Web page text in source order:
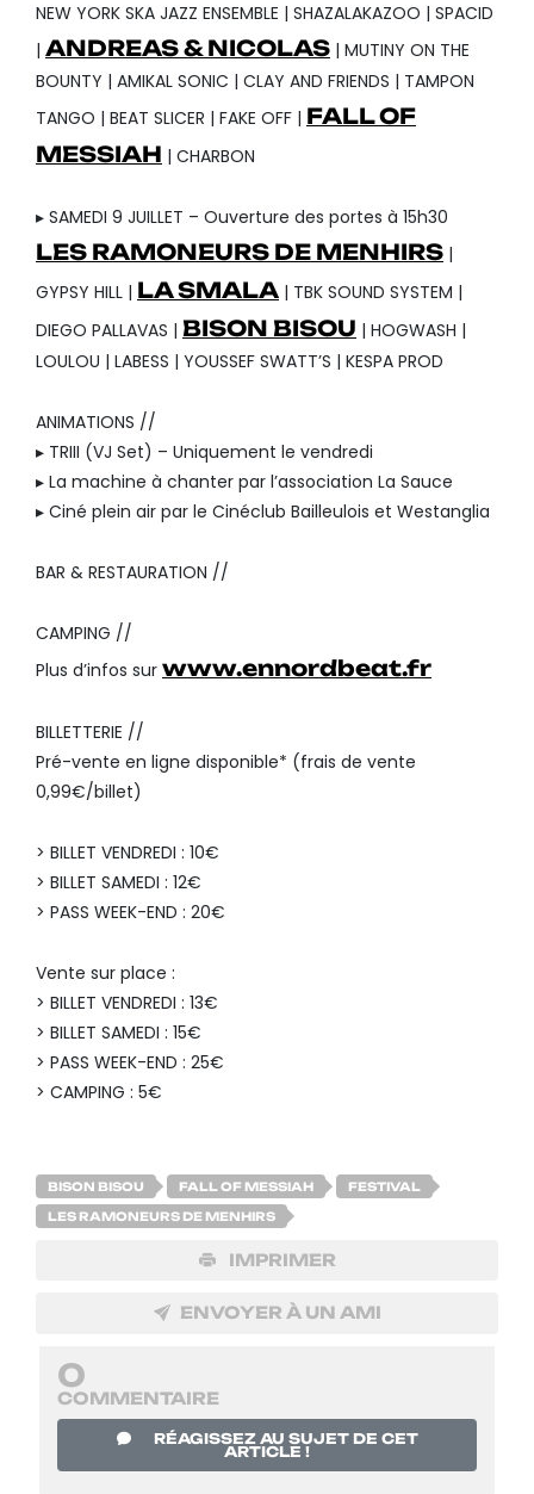
NEW YORK SKA JAZZ ENSEMBLE | SHAZALAKAZOO | SPACID
| ANDREAS & NICOLAS | MUTINY ON THE
BOUNTY | AMIKAL SONIC | CLAY AND FRIENDS | TAMPON
TANGO | BEAT SLICER | FAKE OFF | FALL OF
MESSIAH | CHARBON
▸ SAMEDI 9 JUILLET – Ouverture des portes à 15h30
LES RAMONEURS DE MENHIRS |
GYPSY HILL | LA SMALA | TBK SOUND SYSTEM |
DIEGO PALLAVAS | BISON BISOU | HOGWASH |
LOULOU | LABESS | YOUSSEF SWATT’S | KESPA PROD
ANIMATIONS //
▸ TRIII (VJ Set) – Uniquement le vendredi
▸ La machine à chanter par l’association La Sauce
▸ Ciné plein air par le Cinéclub Bailleulois et Westanglia
BAR & RESTAURATION //
CAMPING //
Plus d’infos sur www.ennordbeat.fr
BILLETTERIE //
Pré-vente en ligne disponible* (frais de vente
0,99€/billet)
> BILLET VENDREDI : 10€
> BILLET SAMEDI : 12€
> PASS WEEK-END : 20€
Vente sur place :
> BILLET VENDREDI : 13€
> BILLET SAMEDI : 15€
> PASS WEEK-END : 25€
> CAMPING : 5€
BISON BISOU FALL OF MESSIAH FESTIVAL
LES RAMONEURS DE MENHIRS
IMPRIMER
ENVOYER À UN AMI
0
COMMENTAIRE
RÉAGISSEZ AU SUJET DE CET
ARTICLE !